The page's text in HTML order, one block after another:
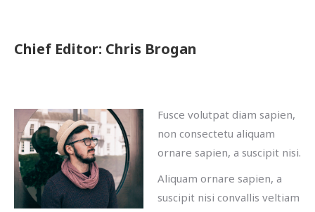
Chief Editor: Chris Brogan
Fusce volutpat diam sapien,
non consectetu aliquam
ornare sapien, a suscipit nisi.
Aliquam ornare sapien, a
suscipit nisi convallis veltiam